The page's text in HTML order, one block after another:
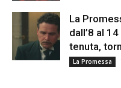
La
dall’8 al
tenuta,
La Promessa